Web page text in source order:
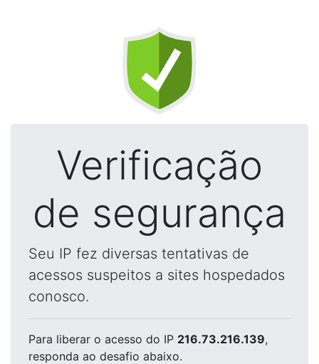
Verificação
de segurança
Seu IP fez diversas tentativas de
acessos suspeitos a sites hospedados
conosco.
Para liberar o acesso do IP 216.73.216.139,
responda ao desafio abaixo.